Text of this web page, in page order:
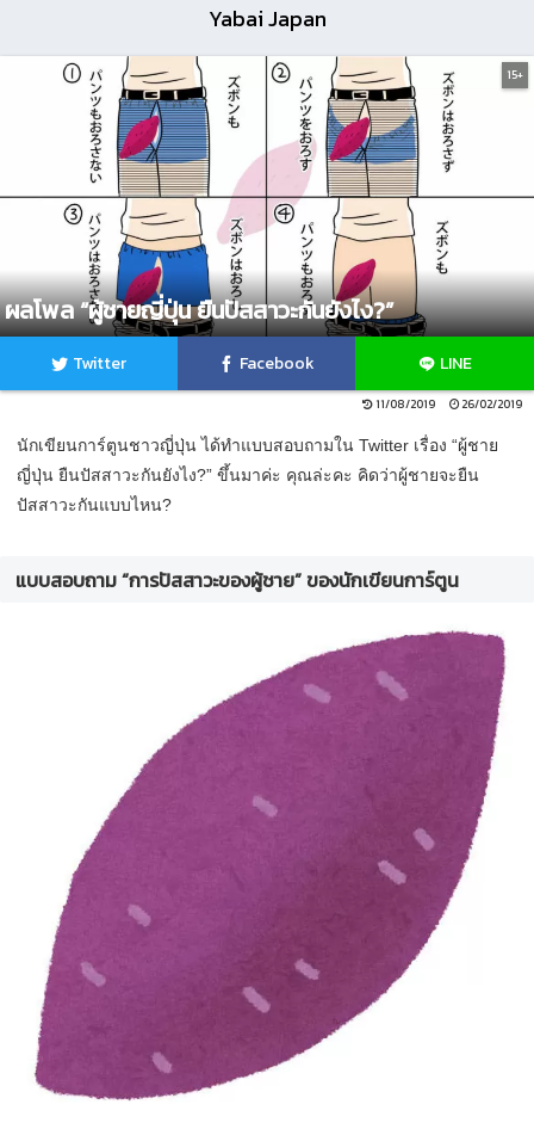
Yabai Japan
ผลโพล “ผู้ชายญี่ปุ่น ยืนปัสสาวะกันยังไง?”
15+
Twitter Facebook LINE
11/08/2019 26/02/2019
นักเขียนการ์ตูนชาวญี่ปุ่น ได้ทำแบบสอบถามใน Twitter เรื่อง “ผู้ชาย
ญี่ปุ่น ยืนปัสสาวะกันยังไง?” ขึ้นมาค่ะ คุณล่ะคะ คิดว่าผู้ชายจะยืน
ปัสสาวะกันแบบไหน?
แบบสอบถาม “การปัสสาวะของผู้ชาย” ของนักเขียนการ์ตูน